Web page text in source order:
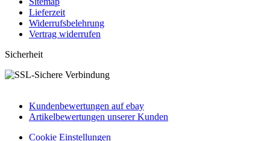
Lieferzeit
Widerrufsbelehrung
Vertrag widerrufen
Sicherheit
Kundenbewertungen auf ebay
Artikelbewertungen unserer Kunden
Cookie Einstellungen